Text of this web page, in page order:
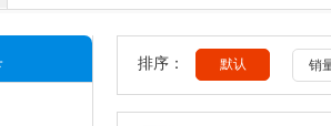
排序： 默认 销